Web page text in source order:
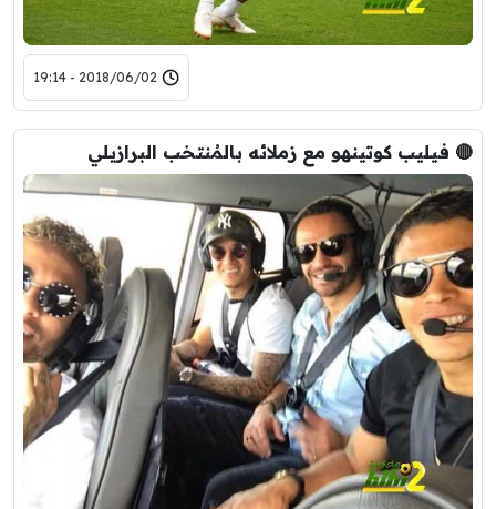
2018/06/02 - 19:14
🔴 فيليب كوتينهو مع زملائه بالمُنتخب البرازيلي